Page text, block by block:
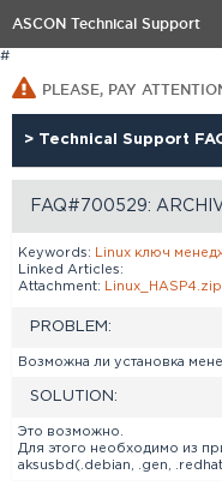
ASCON Technical Support
#
PLEASE, PAY
> Technical Support
FAQ#700529:
Keywords: Linux ключ
Linked Articles:
Attachment: Linux_HASP4.zip
PROBLEM:
Возможна ли установка
SOLUTION:
Это возможно.
Для этого необходимо из
aksusbd(.debian, .gen,